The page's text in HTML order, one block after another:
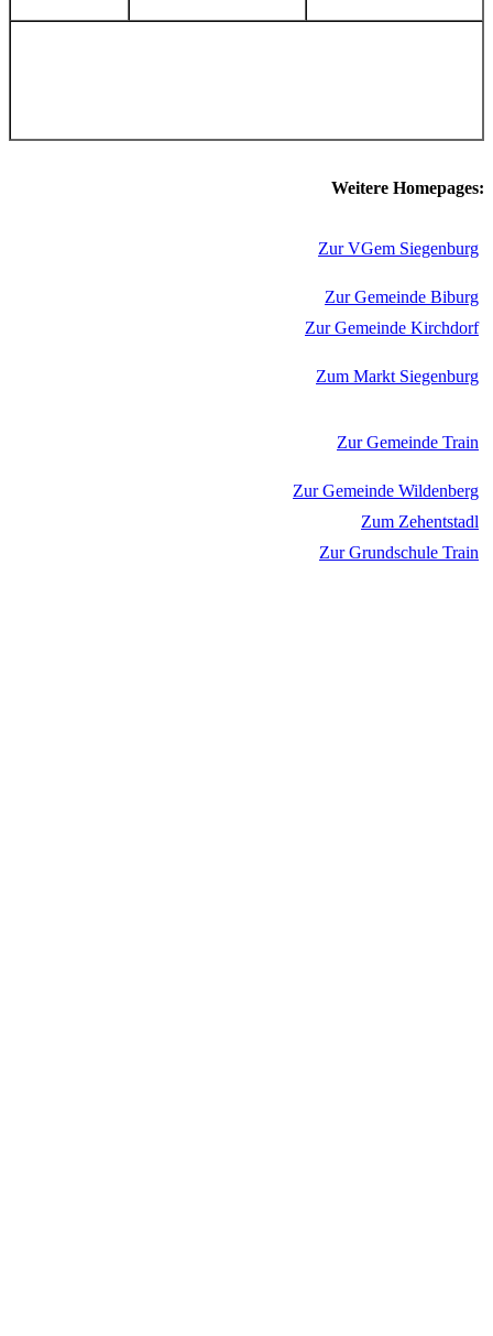
Weitere Homepages:
Zur VGem Siegenburg
Zur Gemeinde Biburg
Zur Gemeinde Kirchdorf
Zum Markt Siegenburg
Zur Gemeinde Train
Zur Gemeinde Wildenberg
Zum Zehentstadl
Zur Grundschule Train